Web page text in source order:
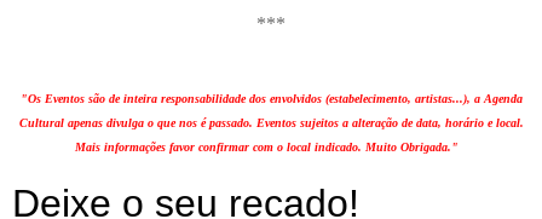
***
"Os Eventos são de inteira responsabilidade dos envolvidos (estabelecimento, artistas...), a Agenda
Cultural apenas divulga o que nos é passado. Eventos sujeitos a alteração de data, horário e local.
Mais informações favor confirmar com o local indicado. Muito Obrigada."